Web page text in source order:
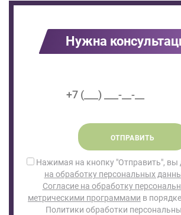
Нужна
ОТПРАВИТЬ
Нажимая на кнопку "Отправить", вы
на обработку персональных
Согласие на обработку
метрическими программами в
Политики обработки